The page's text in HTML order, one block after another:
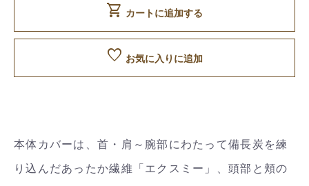
shopping_cart カートに追加する
favorite お気に入りに追加
本体カバーは、首・肩～腕部にわたって備長炭を練
り込んだあったか繊維「エクスミー」、頭部と頬の